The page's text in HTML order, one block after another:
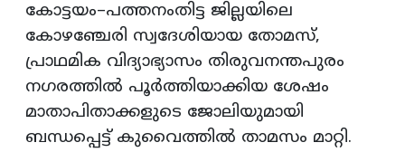
കോട്ടയം–പത്തനംതിട്ട ജില്ലയിലെ
കോഴഞ്ചേരി സ്വദേശിയായ തോമസ്,
പ്രാഥമിക വിദ്യാഭ്യാസം തിരുവനന്തപുരം
നഗരത്തിൽ പൂർത്തിയാക്കിയ ശേഷം
മാതാപിതാക്കളുടെ ജോലിയുമായി
ബന്ധപ്പെട്ട് കുവൈത്തിൽ താമസം മാറ്റി.